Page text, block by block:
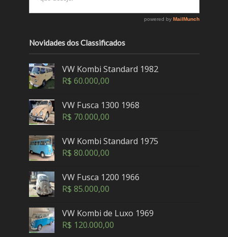
Novidades dos Classificados
VW Kombi Standard 1982
R$ 60.000,00
VW Fusca 1300 1968
R$ 70.000,00
VW Kombi Standard 1975
R$ 80.000,00
VW Fusca 1200 1966
R$ 85.000,00
VW Kombi de Luxo 1969
R$ 120.000,00